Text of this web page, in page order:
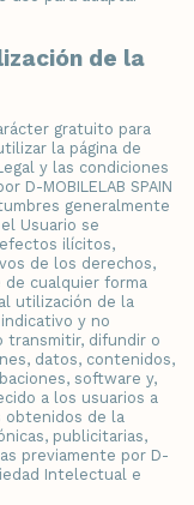
de la
gratuito para
la página de
y las condiciones
D-MOBILELAB SPAIN
generalmente
Usuario se
ilícitos,
de los derechos,
cualquier forma
utilización de la
y no
transmitir, difundir o
datos, contenidos,
software y,
a los usuarios a
obtenidos de la
publicitarias,
previamente por D-
Intelectual e